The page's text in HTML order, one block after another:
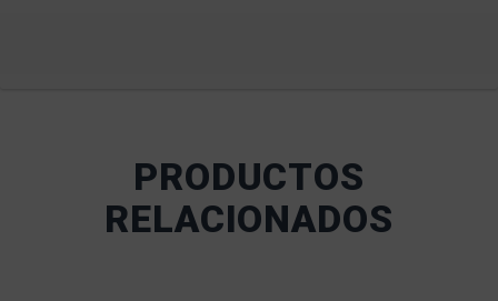
PRODUCTOS
RELACIONADOS